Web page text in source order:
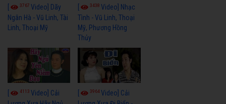
3767 Video] Dãy
Ngân Hà - Vũ Linh, Tài
Linh, Thoại Mỹ
3438Video] Nhạc
Tình - Vũ Linh, Thoại
Mỹ, Phương Hồng
Thủy
4113 Video] Cải
3964Video] Cải